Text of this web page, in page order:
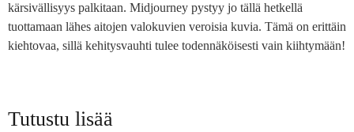
kärsivällisyys palkitaan. Midjourney pystyy jo tällä hetkellä
tuottamaan lähes aitojen valokuvien veroisia kuvia. Tämä on erittäin
kiehtovaa, sillä kehitysvauhti tulee todennäköisesti vain kiihtymään!
Tutustu lisää